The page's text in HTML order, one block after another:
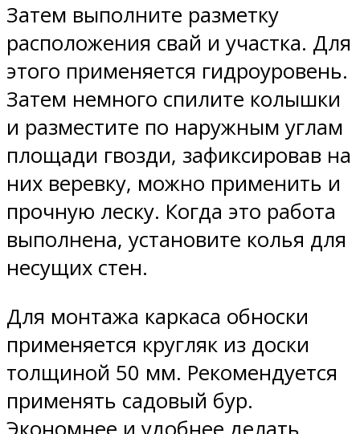
Затем выполните разметку
расположения свай и участка. Для
этого применяется гидроуровень.
Затем немного спилите колышки
и разместите по наружным углам
площади гвозди, зафиксировав на
них веревку, можно применить и
прочную леску. Когда это работа
выполнена, установите колья для
несущих стен.
Для монтажа каркаса обноски
применяется кругляк из доски
толщиной 50 мм. Рекомендуется
применять садовый бур.